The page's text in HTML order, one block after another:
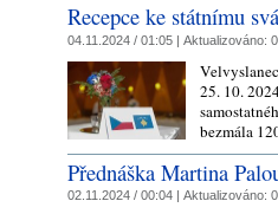
Recepce ke státnímu
04.11.2024 / 01:05 | Aktualizováno:
25. 10.
bezmála
Přednáška Martina
02.11.2024 / 00:04 | Aktualizováno: